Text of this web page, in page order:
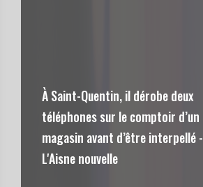
À Saint-Quentin, il dérobe deux
téléphones sur le comptoir d’un
magasin avant d’être interpellé -
L'Aisne nouvelle